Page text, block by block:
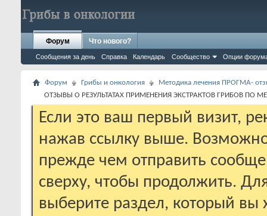
Форум
Сообщения за день Справка Календарь Сообщество Опции
Что нового?
Форум Грибы и онкология
Методика лечения ПРОГМА-
ОТЗЫВЫ О РЕЗУЛЬТАТАХ ПРИМЕНЕНИЯ ЭКСТРАКТОВ ГРИБОВ ПО
Если это ваш первый визит,
нажав ссылку выше.
прежде чем отправить
сверху, чтобы продолжить.
выберите раздел, который вы